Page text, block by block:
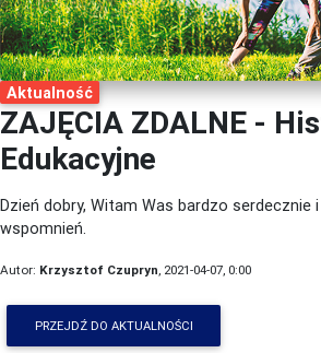
Aktualność
ZAJĘCIA ZDALNE -
Edukacyjne
Dzień dobry, Witam Was bardzo serdecznie
wspomnień.
Autor: Krzysztof Czupryn , 2021-04-07, 0:00
PRZEJDŹ DO AKTUALNOŚCI